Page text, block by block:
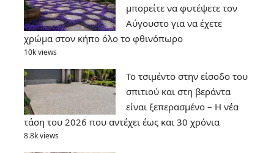
μπορείτε να φυτέψετε τον
Αύγουστο για να έχετε
χρώμα στον κήπο όλο το φθινόπωρο
10k views
Το τσιμέντο στην είσοδο του
σπιτιού και στη βεράντα
είναι ξεπερασμένο – Η νέα
τάση του 2026 που αντέχει έως και 30 χρόνια
8.8k views